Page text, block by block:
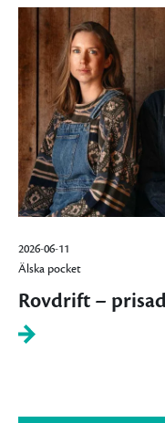
2026-06-11
Älska pocket
Rovdrift –